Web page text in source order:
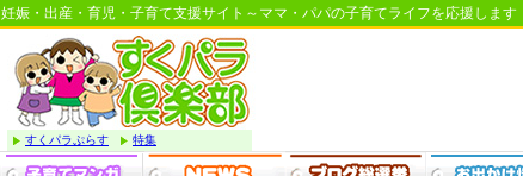
妊娠・出産・育児・子育て支援サイト～ママ・パパの子育てライフを応援します
すくパラぷらす 特集